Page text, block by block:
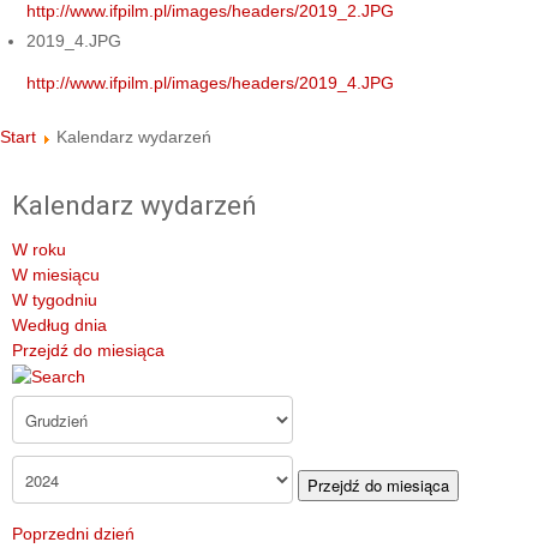
http://www.ifpilm.pl/images/headers/2019_2.JPG
2019_4.JPG
http://www.ifpilm.pl/images/headers/2019_4.JPG
Start Kalendarz wydarzeń
Kalendarz wydarzeń
W roku
W miesiącu
W tygodniu
Według dnia
Przejdź do miesiąca
Przejdź do miesiąca
Poprzedni dzień